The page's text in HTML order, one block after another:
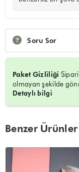
Soru Sor
Paket Gizliliği
olmayan şekilde
Detaylı bilgi
Benzer Ürünler